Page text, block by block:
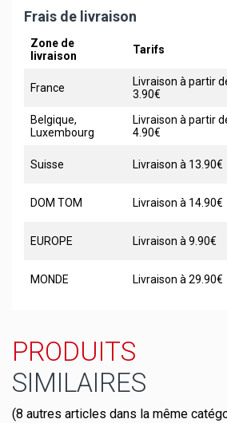
Frais de livraison
Zone de
livraison
Tarifs
France
Livraison à partir
3.90€
Belgique,
Luxembourg
Livraison à partir
4.90€
Suisse Livraison à 13.90€
DOM TOM Livraison à 14.90€
EUROPE Livraison à 9.90€
MONDE Livraison à 29.90€
PRODUITS
SIMILAIRES
(8 autres articles dans la même